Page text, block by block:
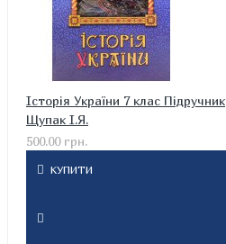
Історія України 7 клас Підручник
Щупак І.Я.
500.00 грн.
КУПИТИ